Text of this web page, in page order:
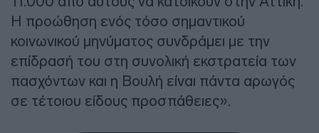
Η προώθηση ενός τόσο σημαντικού
κοινωνικού μηνύματος συνδράμει με την
επίδρασή του στη συνολική εκστρατεία των
πασχόντων και η Βουλή είναι πάντα αρωγός
σε τέτοιου είδους προσπάθειες».